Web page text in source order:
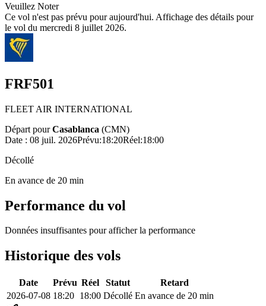
Veuillez Noter
Ce vol n'est pas prévu pour aujourd'hui. Affichage des détails pour
le vol du mercredi 8 juillet 2026.
FRF501
FLEET AIR INTERNATIONAL
Départ pour Casablanca (CMN)
Date : 08 juil. 2026Prévu:18:20Réel:18:00
Décollé
En avance de 20 min
Performance du vol
Données insuffisantes pour afficher la performance
Historique des vols
Date Prévu Réel Statut
Retard
2026-07-08 18:20 18:00 Décollé En avance de 20 min